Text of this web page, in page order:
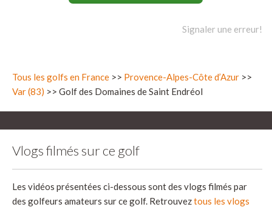
Signaler une erreur!
Tous les golfs en France >> Provence-Alpes-Côte d’Azur >>
Var (83) >> Golf des Domaines de Saint Endréol
Vlogs filmés sur ce golf
Les vidéos présentées ci-dessous sont des vlogs filmés par
des golfeurs amateurs sur ce golf. Retrouveztous les vlogs